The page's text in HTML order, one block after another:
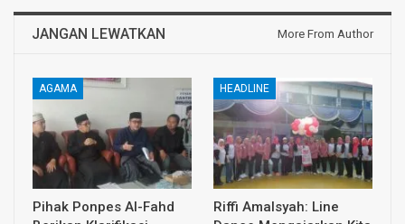
JANGAN LEWATKAN More From Author
AGAMA
Pihak Ponpes Al-Fahd
HEADLINE
Riffi Amalsyah: Line